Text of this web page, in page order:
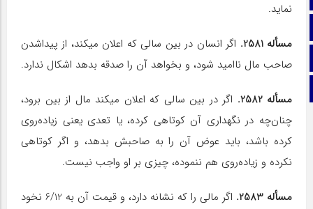
اینستاگرام
نماید.
مسأله 2581.
اگر انسان در بین سالی که اعلان می‎کند، از پیداشدن
صاحب مال ناامید شود، و بخواهد آن را صدقه بدهد اشکال ندارد.
مسأله 2582.
اگر در بین سالی که اعلان می‎کند مال از بین برود،
چنان‌چه در نگهداری آن کوتاهی کرده، یا تعدی یعنی زیاده‌روی
کرده باشد، باید عوض آن را به صاحبش بدهد، و اگر کوتاهی
نکرده و زیاده‌روی هم ننموده، چیزی بر او واجب نیست.
مسأله 2583.
اگر مالی را که نشانه دارد، و قیمت آن به 6/12 نخود